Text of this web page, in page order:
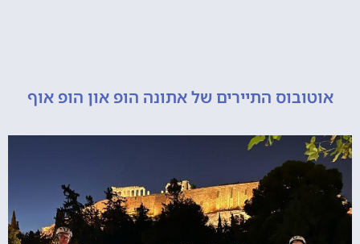
התיירים של אתונה הופ און הופ אוף